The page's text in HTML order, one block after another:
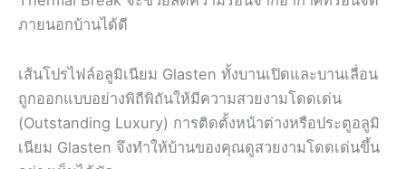
ภายนอกบ้านได้ดี
เส้นโปรไฟล์อลูมิเนียม Glasten ทั้งบานเปิดและบานเลื่อน
ถูกออกแบบอย่างพิถีพิถันให้มีความสวยงามโดดเด่น
(Outstanding Luxury) การติดตั้งหน้าต่างหรือประตูอลูมิ
เนียม Glasten จึงทำให้บ้านของคุณดูสวยงามโดดเด่นขึ้น